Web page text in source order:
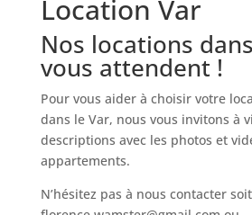
Location Var
Nos locations
vous attendent !
Pour vous aider à choisir votre
dans le Var, nous vous invitons à
descriptions avec les photos et
appartements.
N’hésitez pas à nous contacter